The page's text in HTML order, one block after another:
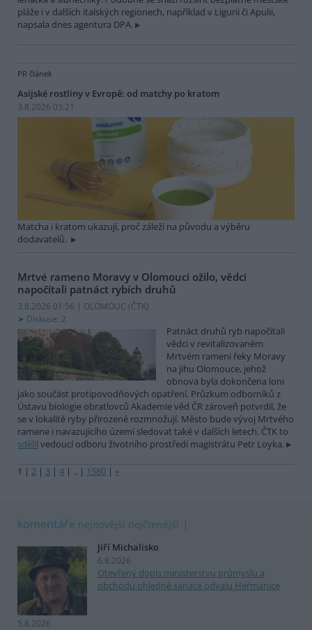
pláže i v dalších italských regionech, například v Ligurii či Apulii,
napsala dnes agentura DPA.
PR článek
Asijské rostliny v Evropě: od matchy po kratom
3.8.2026 03:21
Matcha i kratom ukazují, proč záleží na původu a výběru
dodavatelů.
Mrtvé rameno Moravy v Olomouci ožilo, vědci
napočítali patnáct rybích druhů
3.8.2026 01:56 | OLOMOUC (ČTK)
Diskuse: 2
Patnáct druhů ryb napočítali
vědci v revitalizovaném
Mrtvém rameni řeky Moravy
na jihu Olomouce, jehož
obnova byla dokončena loni
jako součást protipovodňových opatření. Průzkum odborníků z
Ústavu biologie obratlovců Akademie věd ČR zároveň potvrdil, že
se v lokalitě ryby přirozeně rozmnožují. Město bude vývoj Mrtvého
ramene i navazujícího území sledovat také v dalších letech. ČTK to
sdělil vedoucí odboru životního prostředí magistrátu Petr Loyka.
1 | 2 | 3 | 4 | .. | 1580 | »
komentáře nejnovější nejčtenější
Jiří Michalisko
6.8.2026
Otevřený dopis ministerstvu průmyslu a
obchodu ohledně sanace odvalu Heřmanice
5.8.2026